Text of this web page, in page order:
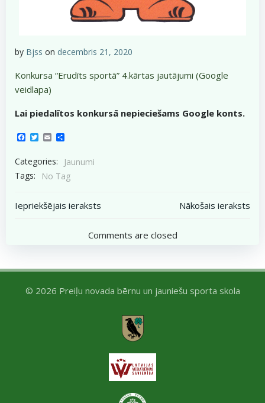
by Bjss on decembris 21, 2020
Konkursa “Erudīts sportā” 4.kārtas jautājumi (Google
veidlapa)
Lai piedalītos konkursā nepieciešams Google konts.
Facebook
Twitter
Email
Categories:
Jaunumi
Tags:
No Tag
Post
navigation
Iepriekšējais ieraksts
navigation
Nākošais ieraksts
Comments are closed
© 2026 Preiļu novada bērnu un jauniešu sporta skola